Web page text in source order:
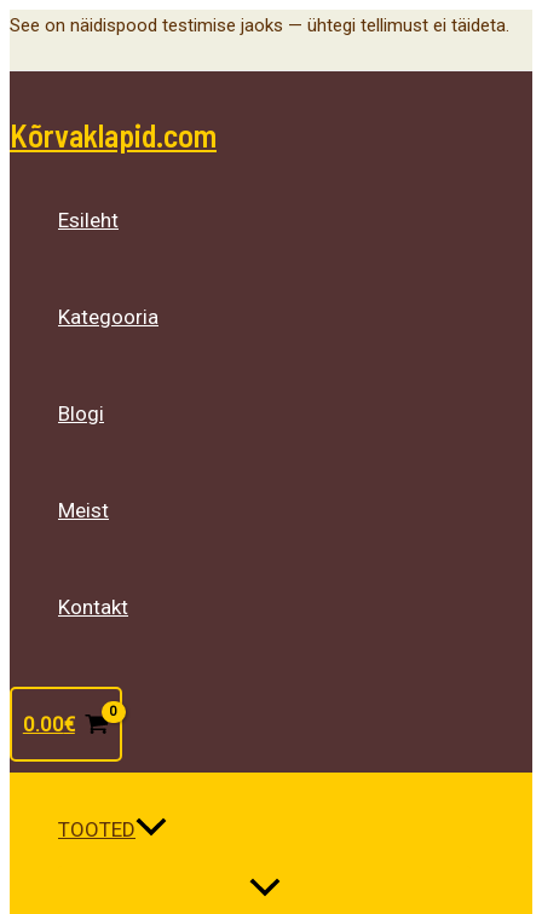
Skip
See on näidispood testimise jaoks — ühtegi tellimust ei täideta.
Kõrvaklapid.com
Esileht
Kategooria
Blogi
Meist
Kontakt
0.00€
TOOTED
Menu
Toggle
Menu
Toggle
Menu
Toggle
Main
Menu